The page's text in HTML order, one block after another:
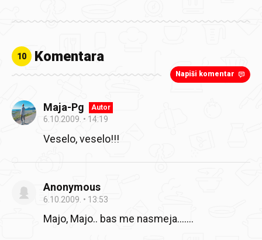
10 Komentara
Napiši komentar
Maja-Pg Autor
6.10.2009. 14:19
Veselo, veselo!!!
Anonymous
6.10.2009. 13:53
Majo, Majo.. bas me nasmeja…....